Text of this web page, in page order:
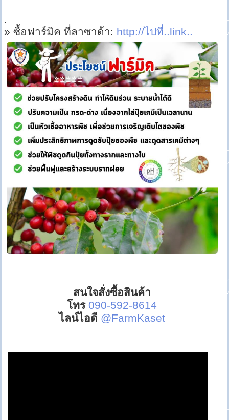
.
» ซื้อฟาร์มิค ที่ลาซาด้า: http://ไปที่..link..
สนใจสั่งซื้อสินค้า
โทร 090-592-8614
ไลน์ไอดี @FarmKaset